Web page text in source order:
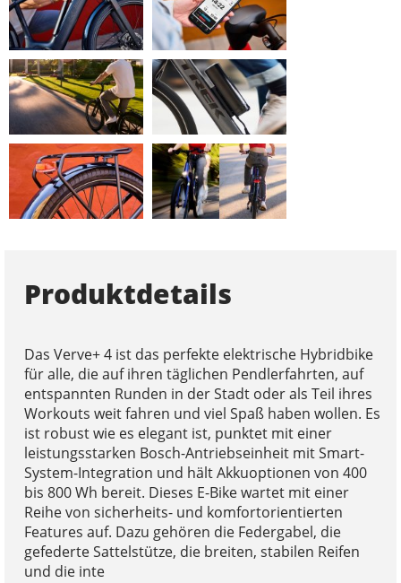
Produktdetails
Das Verve+ 4 ist das perfekte elektrische Hybridbike
für alle, die auf ihren täglichen Pendlerfahrten, auf
entspannten Runden in der Stadt oder als Teil ihres
Workouts weit fahren und viel Spaß haben wollen. Es
ist robust wie es elegant ist, punktet mit einer
leistungsstarken Bosch-Antriebseinheit mit Smart-
System-Integration und hält Akkuoptionen von 400
bis 800 Wh bereit. Dieses E-Bike wartet mit einer
Reihe von sicherheits- und komfortorientierten
Features auf. Dazu gehören die Federgabel, die
gefederte Sattelstütze, die breiten, stabilen Reifen
und die inte